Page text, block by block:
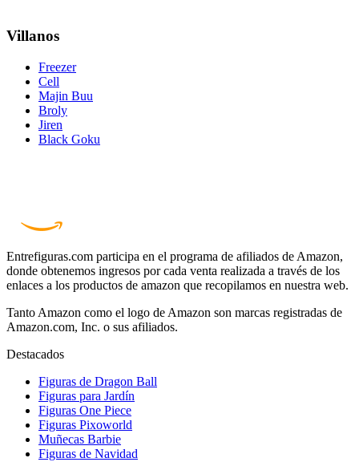
Villanos
Freezer
Cell
Majin Buu
Broly
Jiren
Black Goku
Entrefiguras.com participa en el programa de afiliados de Amazon,
donde obtenemos ingresos por cada venta realizada a través de los
enlaces a los productos de amazon que recopilamos en nuestra web.
Tanto Amazon como el logo de Amazon son marcas registradas de
Amazon.com, Inc. o sus afiliados.
Destacados
Figuras de Dragon Ball
Figuras para Jardín
Figuras One Piece
Figuras Pixoworld
Muñecas Barbie
Figuras de Navidad